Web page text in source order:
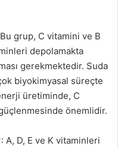
grup, C vitamini ve B
depolamakta
gerekmektedir. Suda
biyokimyasal süreçte
üretiminde, C
önemlidir.
D, E ve K vitaminleri